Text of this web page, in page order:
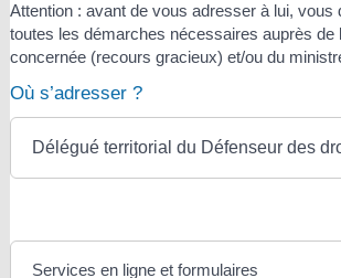
Attention : avant de vous adresser à lui, vous
toutes les démarches nécessaires auprès de
concernée (recours gracieux) et/ou du
Où s’adresser ?
Délégué territorial du Défenseur des
Services en ligne et formulaires